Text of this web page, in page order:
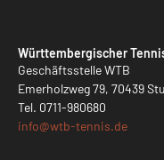
Württembergischer
Geschäftsstelle WTB
Emerholzweg 79, 70439
Tel. 0711-980680
info@wtb-tennis.de